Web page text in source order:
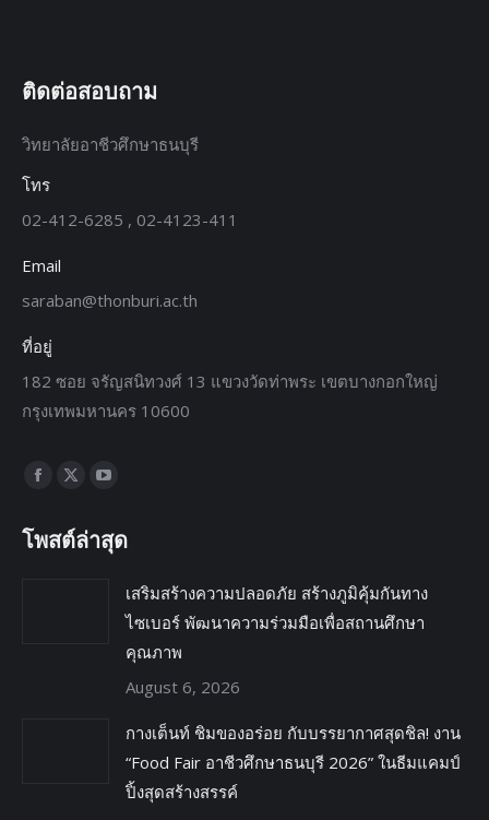
ติดต่อสอบถาม
วิทยาลัยอาชีวศึกษาธนบุรี
โทร
02-412-6285 , 02-4123-411
Email
saraban@thonburi.ac.th
ที่อยู่
182 ซอย จรัญสนิทวงศ์ 13 แขวงวัดท่าพระ เขตบางกอกใหญ่
กรุงเทพมหานคร 10600
Find us on:
โพสต์ล่าสุด
เสริมสร้างความปลอดภัย สร้างภูมิคุ้มกันทาง
ไซเบอร์ พัฒนาความร่วมมือเพื่อสถานศึกษา
คุณภาพ
August 6, 2026
กางเต็นท์ ชิมของอร่อย กับบรรยากาศสุดชิล! งาน
“Food Fair อาชีวศึกษาธนบุรี 2026” ในธีมแคมป์
ปิ้งสุดสร้างสรรค์